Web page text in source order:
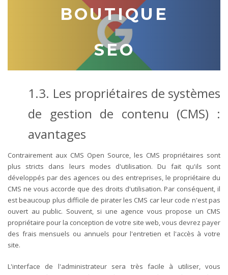
BOUTIQUE
SEO
1.3. Les propriétaires de systèmes
de gestion de contenu (CMS) :
avantages
Contrairement aux CMS Open Source, les CMS propriétaires sont
plus stricts dans leurs modes d'utilisation. Du fait qu'ils sont
développés par des agences ou des entreprises, le propriétaire du
CMS ne vous accorde que des droits d'utilisation. Par conséquent, il
est beaucoup plus difficile de pirater les CMS car leur code n'est pas
ouvert au public. Souvent, si une agence vous propose un CMS
propriétaire pour la conception de votre site web, vous devrez payer
des frais mensuels ou annuels pour l'entretien et l'accès à votre
site.
L'interface de l'administrateur sera très facile à utiliser, vous